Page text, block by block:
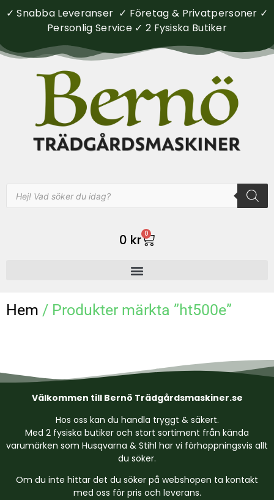
✓ Snabba Leveranser ✓ Företag & Privatpersoner ✓
Personlig Service ✓ 2 Fysiska Butiker
0 kr 0
Hem / Produkter märkta ”ht500e”
Välkommen till Bernö Trädgårdsmaskiner.se
Hos oss kan du handla tryggt & säkert.
Med 2 fysiska butiker och stort sortiment från kända
varumärken som Husqvarna & Stihl har vi förhoppningsvis allt
du söker.
Om du inte hittar det du söker på webshopen ta kontakt
med oss för pris och leverans.